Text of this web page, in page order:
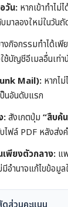
วัน: หากเข้าทำไม่
มาลองใหม่ในวันถั
งกิจกรรมทำได้เพี
ช้บัญชีอีเมลอื่นเท่า
Mail): หากไ
นอันดับแรก
:สังเกตปุ่ม “สืบค้
ไฟล์ PDF หลังส่ง
พียงตัวกลาง: แ
อำนาจแก้ไขข้อมูล